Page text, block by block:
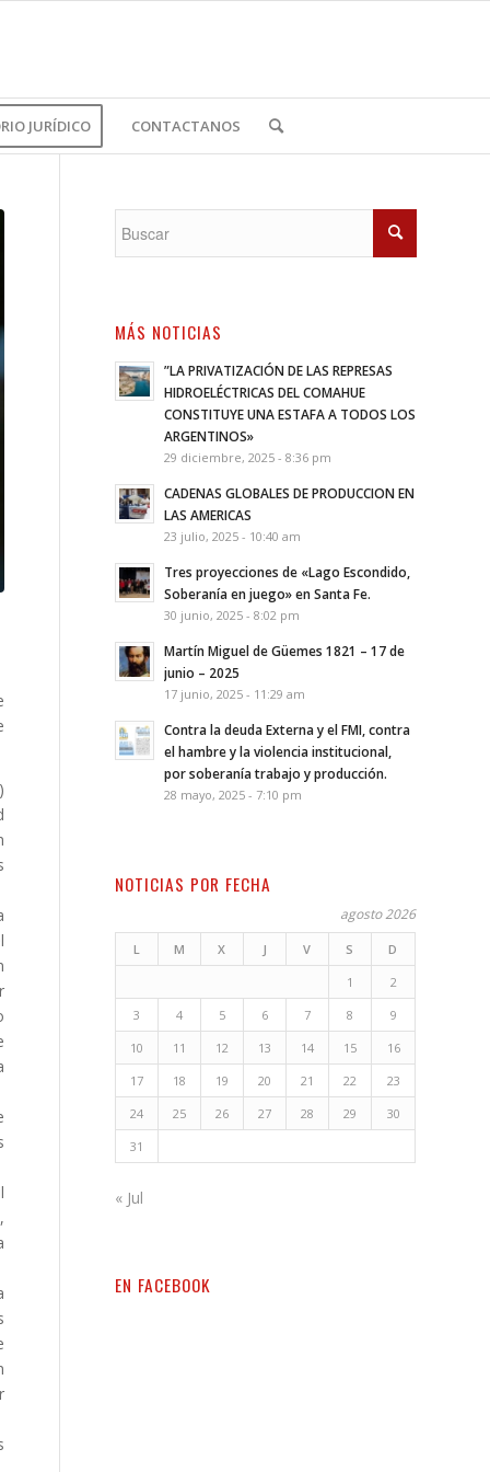
JURÍDICO CONTACTANOS
MÁS NOTICIAS
”LA PRIVATIZACIÓN DE LAS REPRESAS
HIDROELÉCTRICAS DEL COMAHUE
CONSTITUYE UNA ESTAFA A TODOS LOS
ARGENTINOS»
29 diciembre, 2025 - 8:36 pm
CADENAS GLOBALES DE PRODUCCION EN
LAS AMERICAS
23 julio, 2025 - 10:40 am
Tres proyecciones de «Lago Escondido,
Soberanía en juego» en Santa Fe.
30 junio, 2025 - 8:02 pm
Martín Miguel de Güemes 1821 – 17 de
junio – 2025
17 junio, 2025 - 11:29 am
Contra la deuda Externa y el FMI, contra
el hambre y la violencia institucional,
por soberanía trabajo y producción.
28 mayo, 2025 - 7:10 pm
NOTICIAS POR FECHA
agosto 2026
L M X J V S
D
1
2
3
4 5 6 7 8
9
10
11 12 13 14 15
16
17
18 19 20 21 22
23
24
25 26 27 28 29
30
31
« Jul
EN FACEBOOK